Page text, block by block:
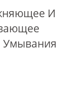
И
Умывания